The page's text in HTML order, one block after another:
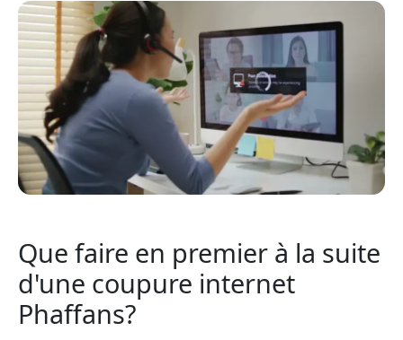
Que faire en premier à la suite
d'une coupure internet
Phaffans?